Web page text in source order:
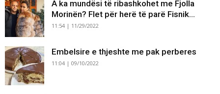
A ka mundësi të ribashkohet me Fjolla
Morinën? Flet për herë të parë Fisnik...
11:54 | 11/29/2022
Embelsire e thjeshte me pak perberes
11:04 | 09/10/2022